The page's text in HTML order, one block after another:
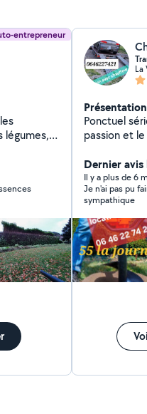
entrepreneur
légumes,
La
Présentation
Ponctuel
passion et
sollicitation N hésité pas à me contacter Pour toutes
informations.
Dernier
Il y a plus de 6
Je n'ai pas pu
sympathique